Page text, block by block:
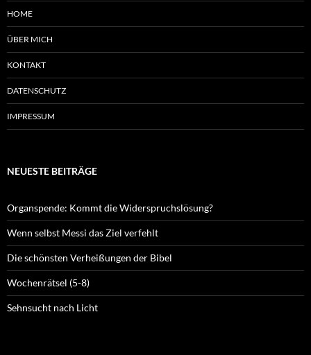
HOME
ÜBER MICH
KONTAKT
DATENSCHUTZ
IMPRESSUM
NEUESTE BEITRÄGE
Organspende: Kommt die Widerspruchslösung?
Wenn selbst Messi das Ziel verfehlt
Die schönsten Verheißungen der Bibel
Wochenrätsel (5-8)
Sehnsucht nach Licht